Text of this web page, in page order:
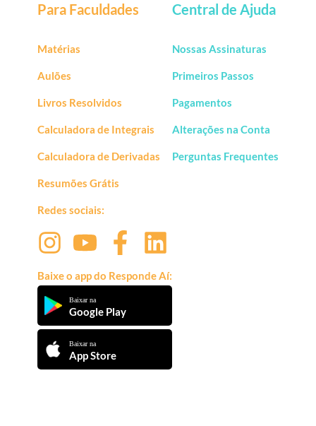
Para Faculdades
Matérias
Aulões
Livros Resolvidos
Calculadora de Integrais
Calculadora de Derivadas
Resumões Grátis
Redes sociais:
Baixe o app do Responde Aí:
Baixar na
Google Play
Baixar na
App Store
Central de Ajuda
Nossas Assinaturas
Primeiros Passos
Pagamentos
Alterações na Conta
Perguntas Frequentes